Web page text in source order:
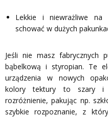
Lekkie i niewrażliwe na
schować w dużych
Jeśli nie masz fabrycznych
bąbelkową i styropian. Te
urządzenia w nowych
kolory tektury to szary i
rozróżnienie, pakując np.
szybkie rozpoznanie, z